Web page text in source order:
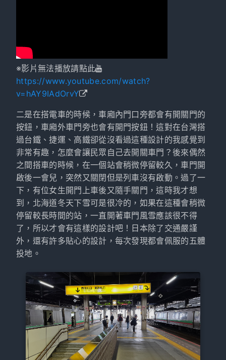
※影片無法播放請點此
https://www.youtube.com/watch?
v=hAY9IAdOrvY
二是在搭電車的時候，車廂內門口旁都會有開關門的
按鈕，車廂外車門旁也會有開門按鈕！這對在台灣搭
過台鐵、捷運、高鐵卻從沒看過這種設計的我感覺到
非常有趣，怎麼會讓民眾自己去開關車門？後來偶然
之間搭車的時候，在一個站會稍微停留較久，車門開
啟後一會兒，突然又關閉但是列車沒有啟動。過了一
下，有位女生開門上車後又隨手關門，這時我才想
到，北海道冬天下雪可是很冷的，如果在這種會稍微
停留較長時間的站，一直開著車門風雪應該很不得
了，所以才會有這樣的設計吧！日本除了交通嚴謹
外，還有許多貼心的設計，每次發現都會佩服的五體
投地。